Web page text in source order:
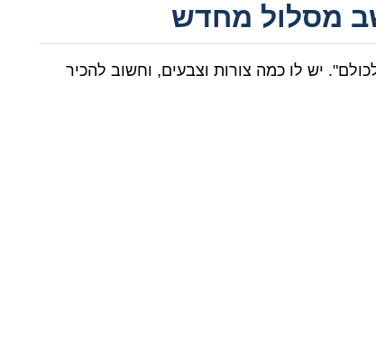
מסלול מחדש
יש לו כמה צורות וצבעים, וחשוב להכיר